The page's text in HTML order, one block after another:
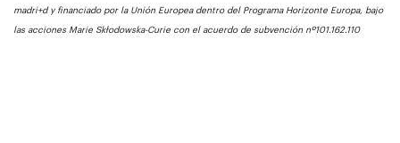
madri+d y financiado por la Unión Europea dentro del Programa Horizonte Europa, bajo
las acciones Marie Skłodowska-Curie con el acuerdo de subvención nº101.162.110